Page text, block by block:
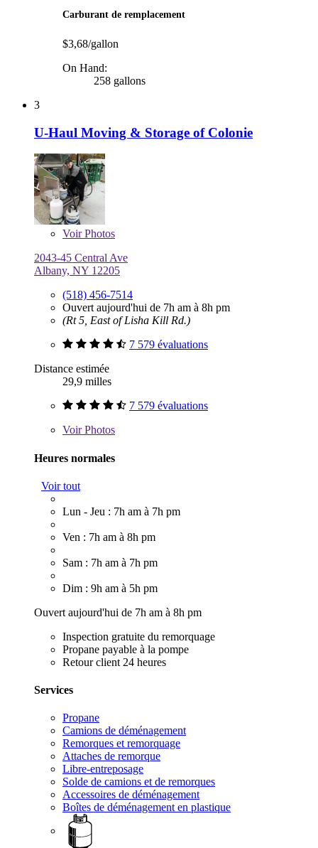
Carburant de remplacement
$3,68/gallon
On Hand:
258 gallons
3
U-Haul Moving & Storage of Colonie
VoirPhotos
2043-45 Central Ave
Albany, NY 12205
(518) 456-7514
Ouvert aujourd'hui de 7h am à 8h pm
(Rt 5, East of Lisha Kill Rd.)
7 579 évaluations
Distance estimée
29,9 milles
7 579 évaluations
VoirPhotos
Heures normales
Voir tout
Lun - Jeu : 7h am à 7h pm
Ven : 7h am à 8h pm
Sam : 7h am à 7h pm
Dim : 9h am à 5h pm
Ouvert aujourd'hui de 7h am à 8h pm
Inspection gratuite du remorquage
Propane payable à la pompe
Retour client 24 heures
Services
Propane
Camions de déménagement
Remorques et remorquage
Attaches de remorque
Libre-entreposage
Solde de camions et de remorques
Accessoires de déménagement
Boîtes de déménagement en plastique